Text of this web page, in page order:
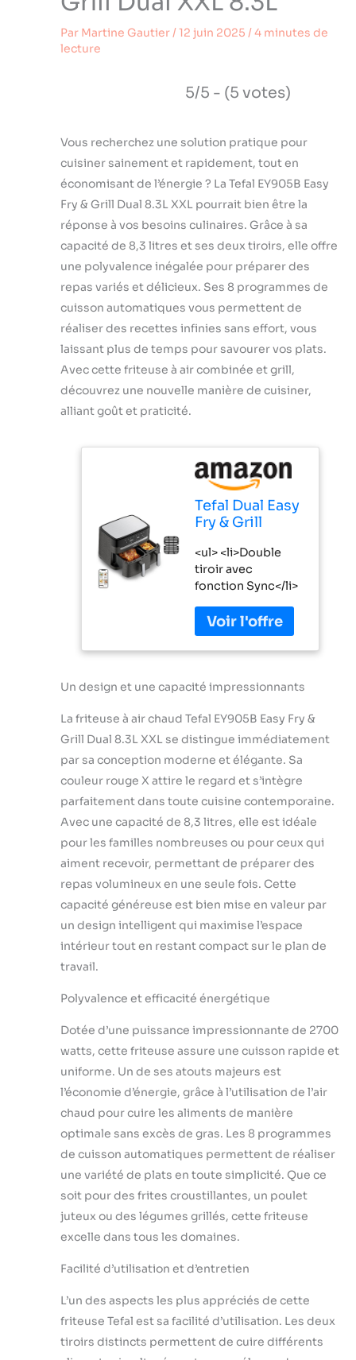
Par Martine Gautier/12 juin 2025 /4 minutes de
lecture
5/5 - (5 votes)
Vous recherchez une solution pratique pour
cuisiner sainement et rapidement, tout en
économisant de l’énergie ? La Tefal EY905B Easy
Fry & Grill Dual 8.3L XXL pourrait bien être la
réponse à vos besoins culinaires. Grâce à sa
capacité de 8,3 litres et ses deux tiroirs, elle offre
une polyvalence inégalée pour préparer des
repas variés et délicieux. Ses 8 programmes de
cuisson automatiques vous permettent de
réaliser des recettes infinies sans effort, vous
laissant plus de temps pour savourer vos plats.
Avec cette friteuse à air combinée et grill,
découvrez une nouvelle manière de cuisiner,
alliant goût et praticité.
Tefal Dual Easy
Fry & Grill
Doppel 8,3 L
Eigenst?ndig
2700 W Hei?
luftfritteuse
Grau (ey905b)
<ul> <li>Double
tiroir avec
fonction Sync</li>
capacité jusqu'à 6
personnes</li>
<li>8 programmes
dont fonction
<li>Économie
d'énergie jusqu'à
70 %</li>
<li>Produit
réparable pendant
15 ans</li> </ul>
Un design et une capacité impressionnants
La friteuse à air chaud Tefal EY905B Easy Fry &
Grill Dual 8.3L XXL se distingue immédiatement
par sa conception moderne et élégante. Sa
couleur rouge X attire le regard et s’intègre
parfaitement dans toute cuisine contemporaine.
Avec une capacité de 8,3 litres, elle est idéale
pour les familles nombreuses ou pour ceux qui
aiment recevoir, permettant de préparer des
repas volumineux en une seule fois. Cette
capacité généreuse est bien mise en valeur par
un design intelligent qui maximise l’espace
intérieur tout en restant compact sur le plan de
travail.
Polyvalence et efficacité énergétique
Dotée d’une puissance impressionnante de 2700
watts, cette friteuse assure une cuisson rapide et
uniforme. Un de ses atouts majeurs est
l’économie d’énergie, grâce à l’utilisation de l’air
chaud pour cuire les aliments de manière
optimale sans excès de gras. Les 8 programmes
de cuisson automatiques permettent de réaliser
une variété de plats en toute simplicité. Que ce
soit pour des frites croustillantes, un poulet
juteux ou des légumes grillés, cette friteuse
excelle dans tous les domaines.
Facilité d’utilisation et d’entretien
L’un des aspects les plus appréciés de cette
friteuse Tefal est sa facilité d’utilisation. Les deux
tiroirs distincts permettent de cuire différents